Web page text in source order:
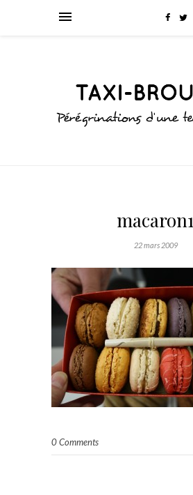
macaron1
22 mars 2009
0 Comments